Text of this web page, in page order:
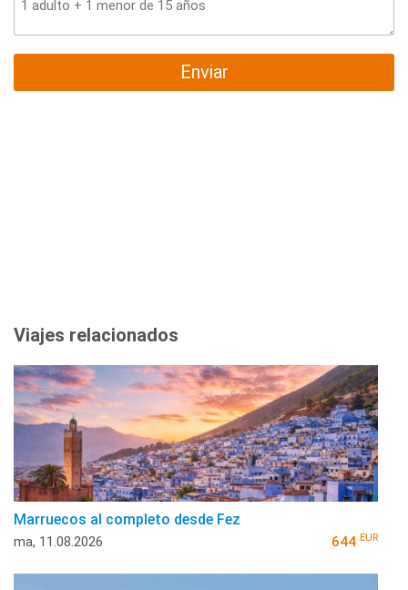
Enviar
Viajes relacionados
Marruecos al completo desde Fez
ma, 11.08.2026 644 EUR